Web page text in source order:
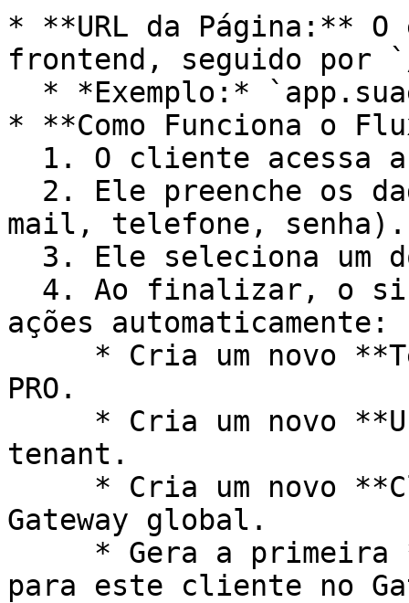
* **URL da Página:** O
frontend, seguido por
* **Como Funciona o
mail, telefone, senha).
ações automaticamente:
PRO.
tenant.
Gateway global.
para este cliente no